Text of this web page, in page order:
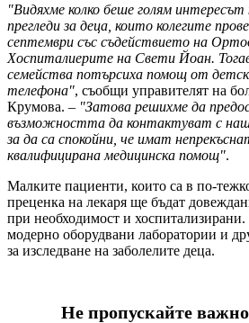
"Видяхме колко беше голям
прегледи за деца, които колегите
септември със съдействието на
Хоспиталиерите на Свети Йоан.
семейства потърсиха помощ от
телефона", съобщи управителят на
Крумова. – "Затова решихме да
възможността да контактуват с
за да са спокойни, че имат
квалифицирана медицинска помощ".
Малките пациенти, които са в по-
преценка на лекаря ще бъдат
при необходимост и хоспитализирани.
модерно оборудвани лаборатории и
за изследване на заболелите деца.
Не пропускайте